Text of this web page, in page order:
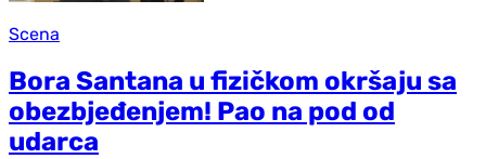
Scena
Bora Santana u fizičkom okršaju sa
obezbjeđenjem! Pao na pod od
udarca